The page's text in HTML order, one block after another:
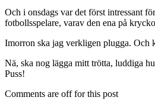
Och i onsdags var det först intressant
fotbollsspelare, varav den ena på
Imorron ska jag verkligen plugga. Och
Nä, ska nog lägga mitt trötta, luddiga
Puss!
Comments are off for this post